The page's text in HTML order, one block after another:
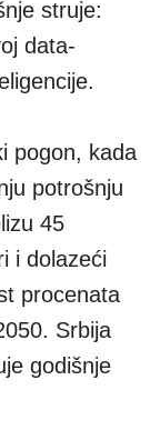
struje:
data-
pogon, kada
potrošnju
45
i dolazeći
procenata
Srbija
godišnje